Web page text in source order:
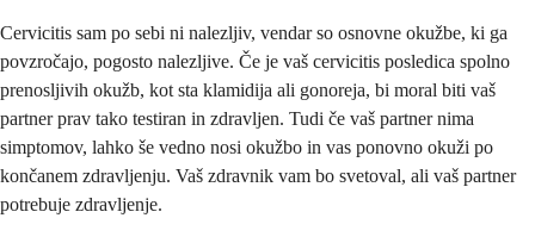
Cervicitis sam po sebi ni nalezljiv, vendar so osnovne okužbe, ki ga
povzročajo, pogosto nalezljive. Če je vaš cervicitis posledica spolno
prenosljivih okužb, kot sta klamidija ali gonoreja, bi moral biti vaš
partner prav tako testiran in zdravljen. Tudi če vaš partner nima
simptomov, lahko še vedno nosi okužbo in vas ponovno okuži po
končanem zdravljenju. Vaš zdravnik vam bo svetoval, ali vaš partner
potrebuje zdravljenje.